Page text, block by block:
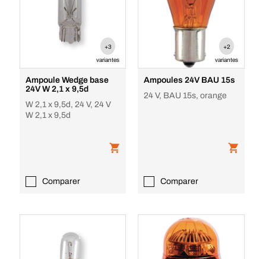
+3
variantes
Ampoule Wedge base
24V W 2,1 x 9,5d
W 2,1 x 9,5d, 24 V, 24 V
W 2,1 x 9,5d
Comparer
+2
variantes
Ampoules 24V BAU 15s
24 V, BAU 15s, orange
Comparer